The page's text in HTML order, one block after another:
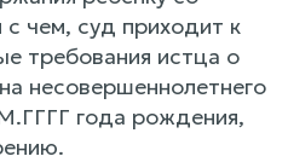
чем, суд приходит к
требования истца о
несовершеннолетнего
года рождения,